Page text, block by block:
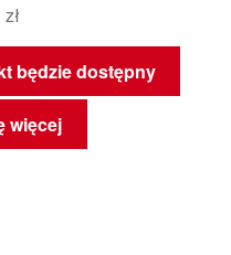
zł
będzie dostępny
więcej